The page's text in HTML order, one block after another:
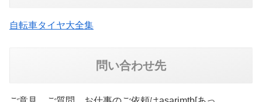
自転車タイヤ大全集
問い合わせ先